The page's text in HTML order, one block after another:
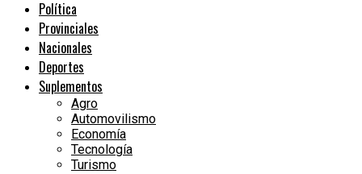
Política
Provinciales
Nacionales
Deportes
Suplementos
Agro
Automovilismo
Economía
Tecnología
Turismo